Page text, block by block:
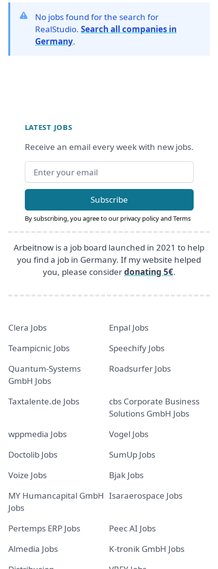
No jobs found for the search for
RealStudio. Search all companies in
Germany.
LATEST JOBS
Receive an email every week with new jobs.
Email address
Subscribe
By subscribing, you agree to our privacy policyand Terms
Arbeitnow is a job board launched in 2021 to help
you find a job in Germany. If my website helped
you, please considerdonating 5€.
Clera Jobs
Enpal Jobs
Teampicnic Jobs
Speechify Jobs
Quantum-Systems
GmbH Jobs
Roadsurfer Jobs
Taxtalente.de Jobs
cbs Corporate Business
Solutions GmbH Jobs
wppmedia Jobs
Vogel Jobs
Doctolib Jobs
SumUp Jobs
Voize Jobs
Bjak Jobs
MY Humancapital GmbH
Jobs
Isaraerospace Jobs
Pertemps ERP Jobs
Peec AI Jobs
Almedia Jobs
K-tronik GmbH Jobs